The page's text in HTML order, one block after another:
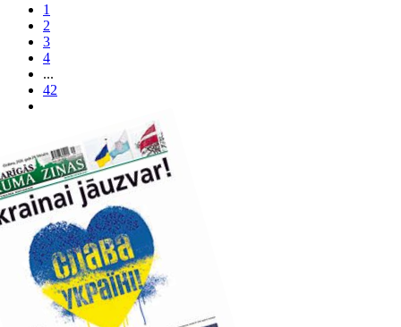
1
2
3
4
...
42